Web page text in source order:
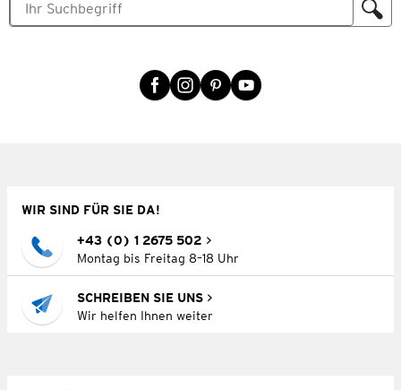
WIR SIND FÜR SIE DA!
+43 (0) 1 2675 502
Montag bis Freitag 8–18 Uhr
SCHREIBEN SIE UNS
Wir helfen Ihnen weiter